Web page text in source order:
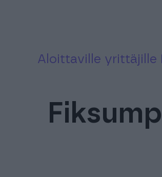
Aloittaville yrittäjille